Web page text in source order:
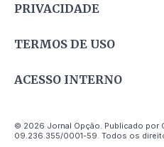
PRIVACIDADE
TERMOS DE USO
ACESSO INTERNO
© 2026 Jornal Opção. Publicado por
09.236.355/0001-59. Todos os